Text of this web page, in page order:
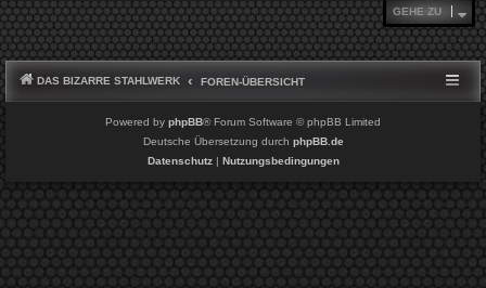
GEHE ZU
DAS BIZARRE STAHLWERK FOREN-ÜBERSICHT
Powered by phpBB® Forum Software © phpBB Limited
Deutsche Übersetzung durch phpBB.de
Datenschutz| Nutzungsbedingungen